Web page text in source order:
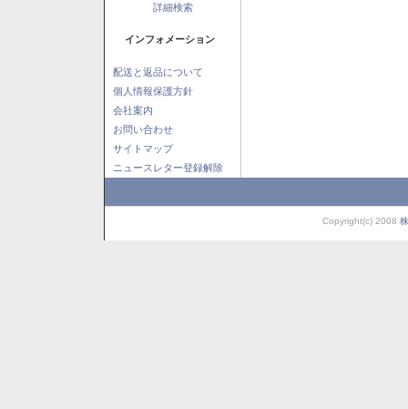
詳細検索
インフォメーション
配送と返品について
個人情報保護方針
会社案内
お問い合わせ
サイトマップ
ニュースレター登録解除
Copyright(c) 2008